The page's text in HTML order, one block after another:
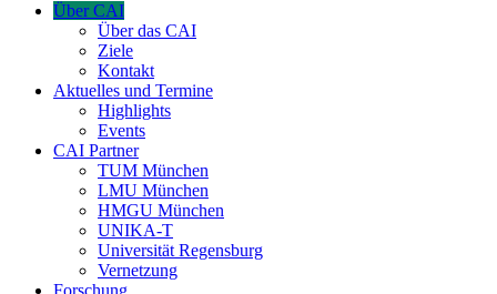
Über CAI
Über das CAI
Ziele
Kontakt
Aktuelles und Termine
Highlights
Events
CAI Partner
TUM München
LMU München
HMGU München
UNIKA-T
Universität Regensburg
Vernetzung
Forschung